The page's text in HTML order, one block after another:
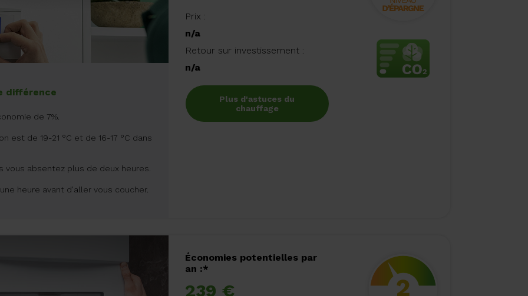
différence
de 7%.
est de 19-21 °C et de 16-17 °C dans
absentez plus de deux heures.
heure avant d'aller vous coucher.
Prix :
n/a
Retour sur investissement :
n/a
Plus d'astuces du
chauffage
Économies potentielles par
an :*
239 €